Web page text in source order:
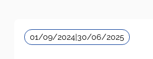
01/09/2024 30/06/2025